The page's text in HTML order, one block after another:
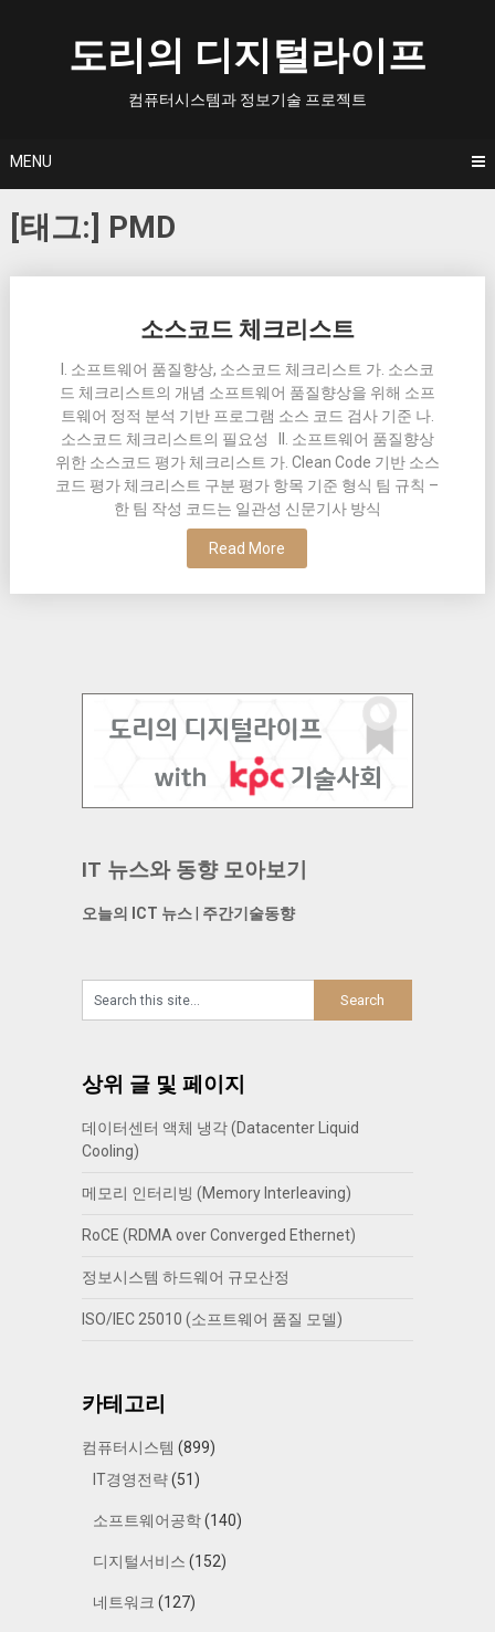
도리의 디지털라이프
컴퓨터시스템과 정보기술 프로젝트
MENU
[태그:] PMD
소스코드 체크리스트
I. 소프트웨어 품질향상, 소스코드 체크리스트 가. 소스코
드 체크리스트의 개념 소프트웨어 품질향상을 위해 소프
트웨어 정적 분석 기반 프로그램 소스 코드 검사 기준 나.
소스코드 체크리스트의 필요성 II. 소프트웨어 품질향상
위한 소스코드 평가 체크리스트 가. Clean Code 기반 소스
코드 평가 체크리스트 구분 평가 항목 기준 형식 팀 규칙 –
한 팀 작성 코드는 일관성 신문기사 방식
Read More
navigation
IT 뉴스와 동향 모아보기
오늘의 ICT 뉴스| 주간기술동향
상위 글 및 페이지
데이터센터 액체 냉각 (Datacenter Liquid
Cooling)
메모리 인터리빙 (Memory Interleaving)
RoCE (RDMA over Converged Ethernet)
정보시스템 하드웨어 규모산정
ISO/IEC 25010 (소프트웨어 품질 모델)
카테고리
컴퓨터시스템 (899)
IT경영전략(51)
소프트웨어공학(140)
디지털서비스 (152)
네트워크 (127)